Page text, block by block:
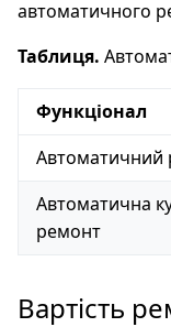
автоматичного
Таблиця.
Функціонал
Автоматичний
Автоматична
ремонт
Вартість